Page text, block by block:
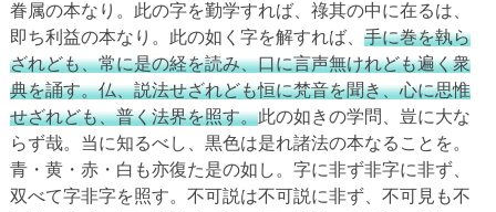
眷属の本なり。此の字を勤学すれば、祿其の中に在るは、
即ち利益の本なり。此の如く字を解すれば、 手に巻を執ら
ざれども、常に是の経を読み、口に言声無けれども遍く衆
典を誦す。仏、説法せざれども恒に梵音を聞き、心に思惟
せざれども、普く法界を照す。此の如きの学問、豈に大な
らず哉。当に知るべし、黒色は是れ諸法の本なることを。
青・黄・赤・白も亦復た是の如し。字に非ず非字に非ず、
双べて字非字を照す。不可説は不可説に非ず、不可見も不